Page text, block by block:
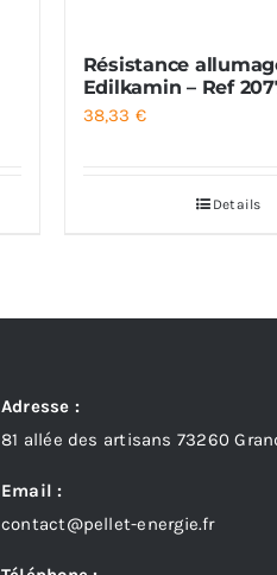
Résistance
Edilkamin – Ref
38,33 €
Details
Adresse :
81 allée des artisans 73260
Email :
contact@pellet-energie.fr